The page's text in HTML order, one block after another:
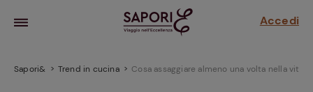
Accedi
Sapori& Trend in cucina Cosa assaggiare almeno una volta nella vita